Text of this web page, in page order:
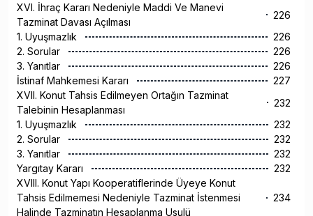
XVI. İhraç Kararı Nedeniyle Maddi Ve Manevi
Tazminat Davası Açılması
226
1. Uyuşmazlık
226
2. Sorular
226
3. Yanıtlar
226
İstinaf Mahkemesi Kararı
227
XVII. Konut Tahsis Edilmeyen Ortağın Tazminat
Talebinin Hesaplanması
232
1. Uyuşmazlık
232
2. Sorular
232
3. Yanıtlar
232
Yargıtay Kararı
232
XVIII. Konut Yapı Kooperatiflerinde Üyeye Konut
Tahsis Edilmemesi Nedeniyle Tazminat İstenmesi
Halinde Tazminatın Hesaplanma Usulü
234